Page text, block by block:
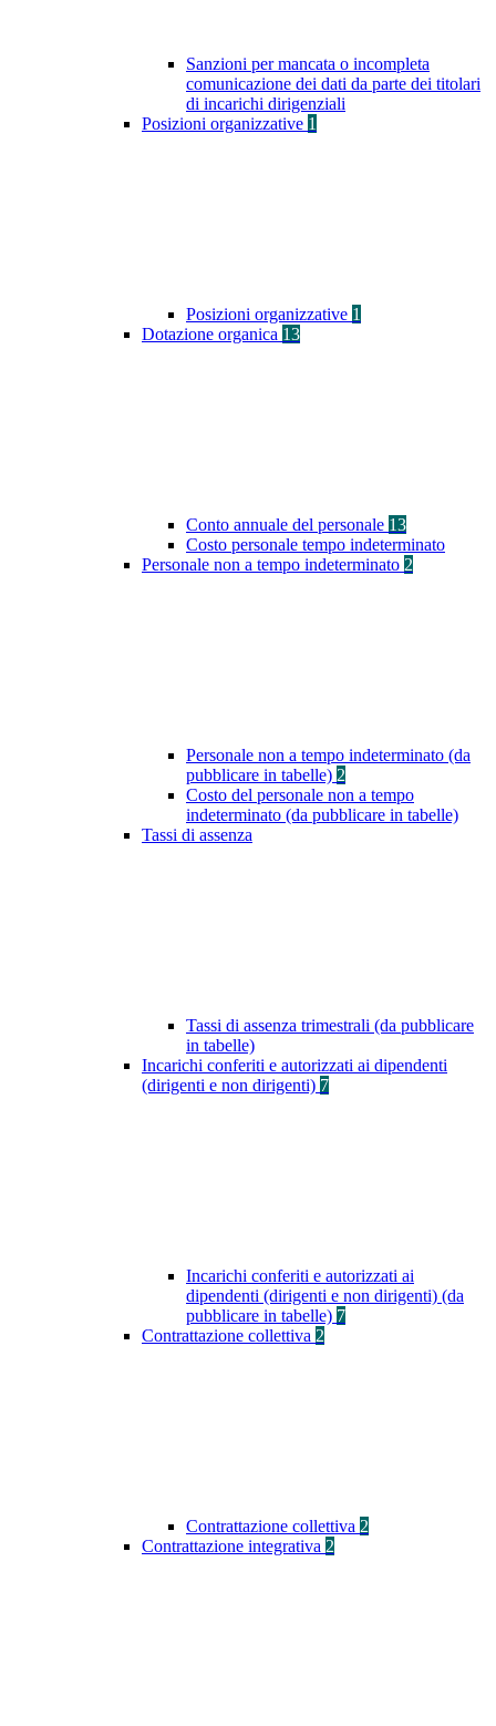
Sanzioni per mancata o incompleta
comunicazione dei dati da parte dei titolari
di incarichi dirigenziali
Posizioni organizzative 1
Posizioni organizzative 1
Dotazione organica 13
Conto annuale del personale 13
Costo personale tempo indeterminato
Personale non a tempo indeterminato 2
Personale non a tempo indeterminato (da
pubblicare in tabelle) 2
Costo del personale non a tempo
indeterminato (da pubblicare in tabelle)
Tassi di assenza
Tassi di assenza trimestrali (da pubblicare
in tabelle)
Incarichi conferiti e autorizzati ai dipendenti
(dirigenti e non dirigenti) 7
Incarichi conferiti e autorizzati ai
dipendenti (dirigenti e non dirigenti) (da
pubblicare in tabelle) 7
Contrattazione collettiva 2
Contrattazione collettiva 2
Contrattazione integrativa 2